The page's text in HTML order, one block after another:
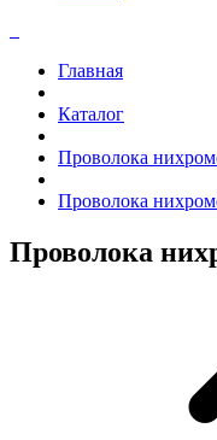
Главная
Каталог
Проволока
Проволока
Проволока